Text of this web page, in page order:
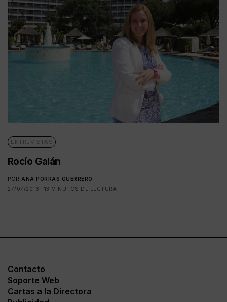
ENTREVISTAS
Rocío Galán
POR ANA PORRAS GUERRERO
27/07/2016
13 MINUTOS DE LECTURA
Contacto
Soporte Web
Cartas a la Directora